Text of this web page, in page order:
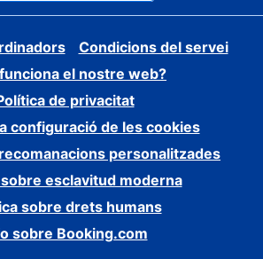
Condicions del servei
el nostre web?
de privacitat
configuració de les cookies
personalitzades
esclavitud moderna
sobre drets humans
sobre Booking.com